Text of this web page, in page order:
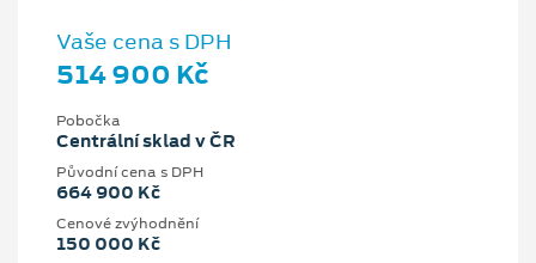
Vaše cena s DPH
514 900 Kč
Pobočka
Centrální sklad v ČR
Původní cena s DPH
664 900 Kč
Cenové zvýhodnění
150 000 Kč